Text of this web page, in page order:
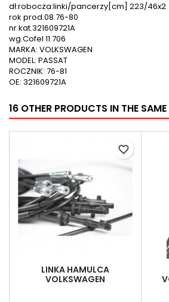
dł.robocza:linki/pancerzy[cm] 223/46x2
rok prod.08.76-80
nr kat.321609721A
wg.Cofel 11.706
MARKA: VOLKSWAGEN
MODEL: PASSAT
ROCZNIK: 76-81
OE: 321609721A
16 OTHER PRODUCTS IN THE
LINKA HAMULCA
VOLKSWAGEN
favorite_border